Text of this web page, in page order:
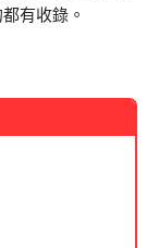
有收錄。